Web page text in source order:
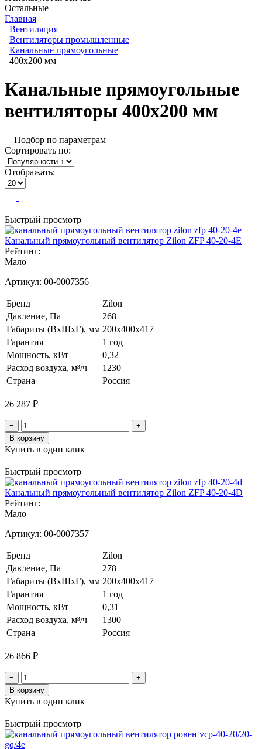
Остальные
Главная
Вентиляция
Вентиляторы промышленные
Канальные прямоугольные
400x200 мм
Канальные прямоугольные
вентиляторы 400x200 мм
Подбор по параметрам
Сортировать по:
Отображать:
Быстрый просмотр
Канальный прямоугольный вентилятор Zilon ZFP 40-20-4E
Рейтинг:
Мало
Артикул: 00-0007356
Бренд
Zilon
Давление, Па
268
Габариты (ВхШхГ), мм 200х400х417
Гарантия
1 год
Мощность, кВт
0,32
Расход воздуха, м³/ч
1230
Страна
Россия
26 287 ₽
−
+
В корзину
Купить в один клик
Быстрый просмотр
Канальный прямоугольный вентилятор Zilon ZFP 40-20-4D
Рейтинг:
Мало
Артикул: 00-0007357
Бренд
Zilon
Давление, Па
278
Габариты (ВхШхГ), мм 200х400х417
Гарантия
1 год
Мощность, кВт
0,31
Расход воздуха, м³/ч
1300
Страна
Россия
26 866 ₽
−
+
В корзину
Купить в один клик
Быстрый просмотр